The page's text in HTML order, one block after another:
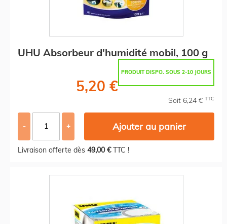
UHU Absorbeur d'humidité mobil, 100 g
PRODUIT DISPO. SOUS 2-10 JOURS
5,20 €
Soit 6,24 € TTC
- + Ajouter au panier
Livraison offerte dès 49,00 €TTC !